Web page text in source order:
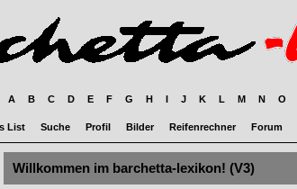
A B C D E F G H I J K L M N O
List Suche Profil Bilder Reifenrechner Forum
Willkommen im barchetta-lexikon! (V3)